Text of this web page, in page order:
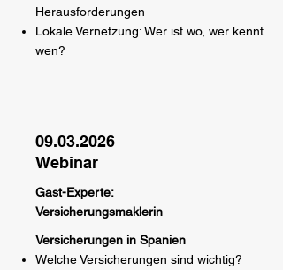
Herausforderungen
Lokale Vernetzung: Wer ist wo, wer kennt
wen?
09.03.2026
Webinar
Gast-Experte:
Versicherungsmaklerin
Versicherungen in Spanien
Welche Versicherungen sind wichtig?